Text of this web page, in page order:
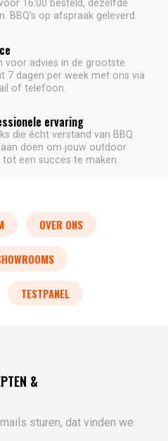
16:00 besteld, dezelfde
BBQ's op afspraak geleverd.
voor advies in de grootste
7 dagen per week met ons via
of telefoon.
ervaring
die écht verstand van BBQ
aan doen om jouw outdoor
een succes te maken.
OVER ONS
TESTPANEL
&
sturen, dat vinden we